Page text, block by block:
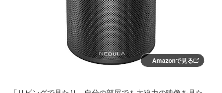
Amazonで見る